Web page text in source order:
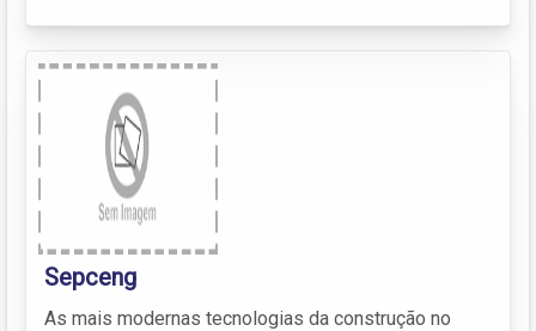
Sepceng
As mais modernas tecnologias da construção no